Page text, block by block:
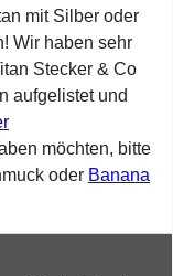
mit Silber oder
Wir haben sehr
Stecker & Co
aufgelistet und
möchten, bitte
oder Banana